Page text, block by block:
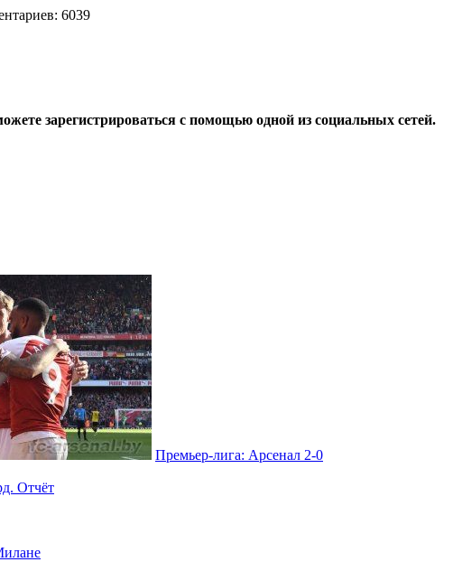
6039
зарегистрироваться с помощью одной из социальных сетей.
Премьер-лига: Арсенал 2-0
Отчёт